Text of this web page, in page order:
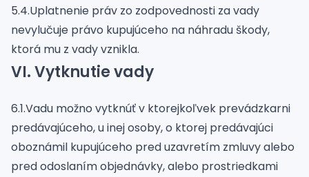
5.4.Uplatnenie práv zo zodpovednosti za vady
nevylučuje právo kupujúceho na náhradu škody,
ktorá mu z vady vznikla.
VI. Vytknutie vady
6.1.Vadu možno vytknúť v ktorejkoľvek prevádzkarni
predávajúceho, u inej osoby, o ktorej predávajúci
oboznámil kupujúceho pred uzavretím zmluvy alebo
pred odoslaním objednávky, alebo prostriedkami